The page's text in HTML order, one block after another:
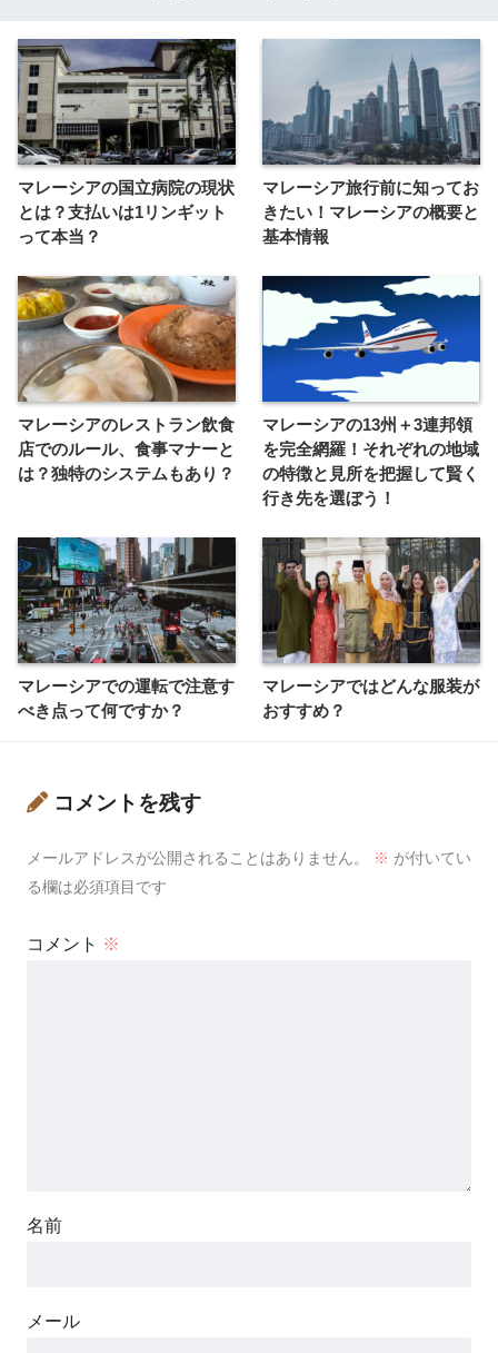
マレーシアの国立病院の現状
とは？支払いは1リンギット
って本当？
マレーシア旅行前に知ってお
きたい！マレーシアの概要と
基本情報
マレーシアのレストラン飲食
店でのルール、食事マナーと
は？独特のシステムもあり？
マレーシアの13州＋3連邦領
を完全網羅！それぞれの地域
の特徴と見所を把握して賢く
行き先を選ぼう！
マレーシアでの運転で注意す
べき点って何ですか？
マレーシアではどんな服装が
おすすめ？
コメントを残す
メールアドレスが公開されることはありません。 ※ が付いてい
る欄は必須項目です
コメント ※
名前
メール